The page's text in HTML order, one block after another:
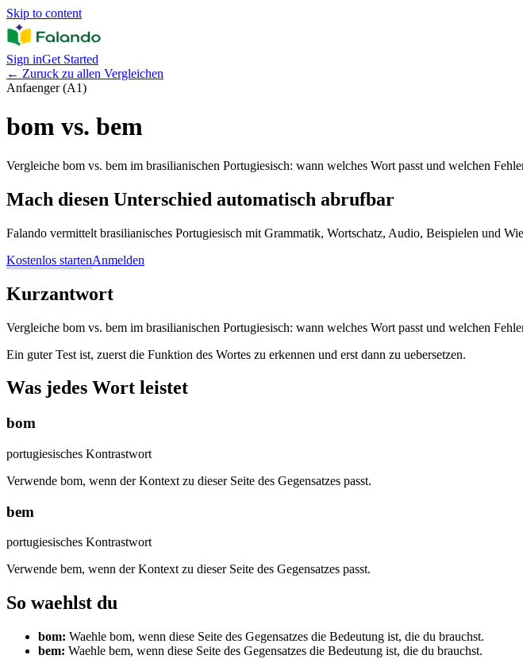
Skip to content
Sign inGet Started
← Zuruck zu allen Vergleichen
Anfaenger (A1)
bom vs. bem
Vergleiche bom vs. bem im brasilianischen Portugiesisch: wann welches Wort passt und welchen
Mach diesen Unterschied automatisch abrufbar
Falando vermittelt brasilianisches Portugiesisch mit Grammatik, Wortschatz, Audio, Beispielen und
Kostenlos startenAnmelden
Kurzantwort
Vergleiche bom vs. bem im brasilianischen Portugiesisch: wann welches Wort passt und welchen
Ein guter Test ist, zuerst die Funktion des Wortes zu erkennen und erst dann zu uebersetzen.
Was jedes Wort leistet
bom
portugiesisches Kontrastwort
Verwende bom, wenn der Kontext zu dieser Seite des Gegensatzes passt.
bem
portugiesisches Kontrastwort
Verwende bem, wenn der Kontext zu dieser Seite des Gegensatzes passt.
So waehlst du
bom: Waehle bom, wenn diese Seite des Gegensatzes die Bedeutung ist, die du brauchst.
bem: Waehle bem, wenn diese Seite des Gegensatzes die Bedeutung ist, die du brauchst.